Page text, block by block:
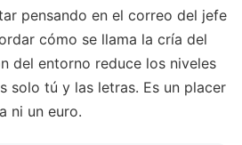
pensando en el correo del jefe
cómo se llama la cría del
del entorno reduce los niveles
solo tú y las letras. Es un placer
ni un euro.